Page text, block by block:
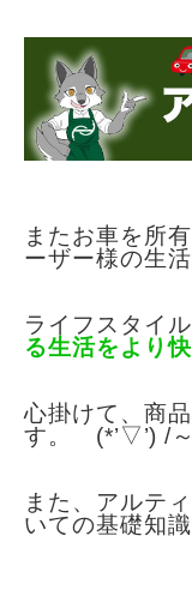
またお車を所
ーザー様の生活
ライフスタイ
る生活をより
心掛けて、商
す。 (*’▽’) /
また、アルテ
いての基礎知